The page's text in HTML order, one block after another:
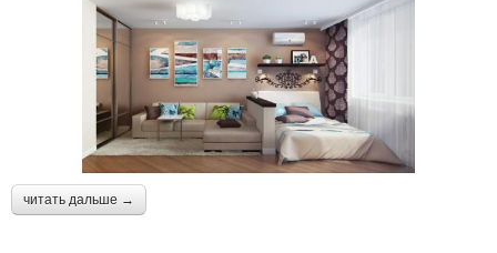
читать дальше →